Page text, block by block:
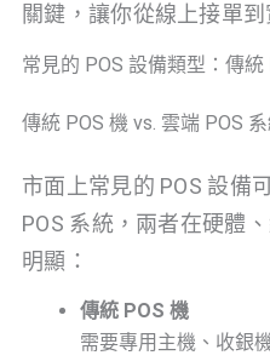
關鍵，讓你從線上接單
常見的 POS 設備類型：傳
傳統 POS 機 vs. 雲端 POS
市面上常見的 POS 設備
POS 系統，兩者在硬體
明顯：
傳統 POS 機
需要專用主機、收銀